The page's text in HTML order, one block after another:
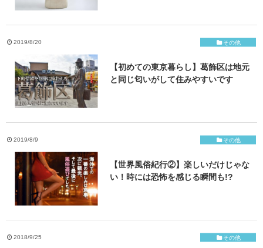
2019/8/20 その他
【初めての東京暮らし】葛飾区は地元
と同じ匂いがして住みやすいです
2019/8/9 その他
【世界風俗紀行②】楽しいだけじゃな
い！時には恐怖を感じる瞬間も!?
2018/9/25 その他